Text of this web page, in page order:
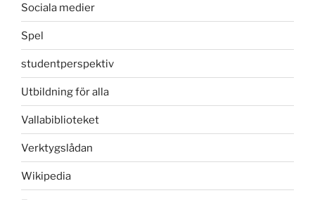
Sociala medier
Spel
studentperspektiv
Utbildning för alla
Vallabiblioteket
Verktygslådan
Wikipedia